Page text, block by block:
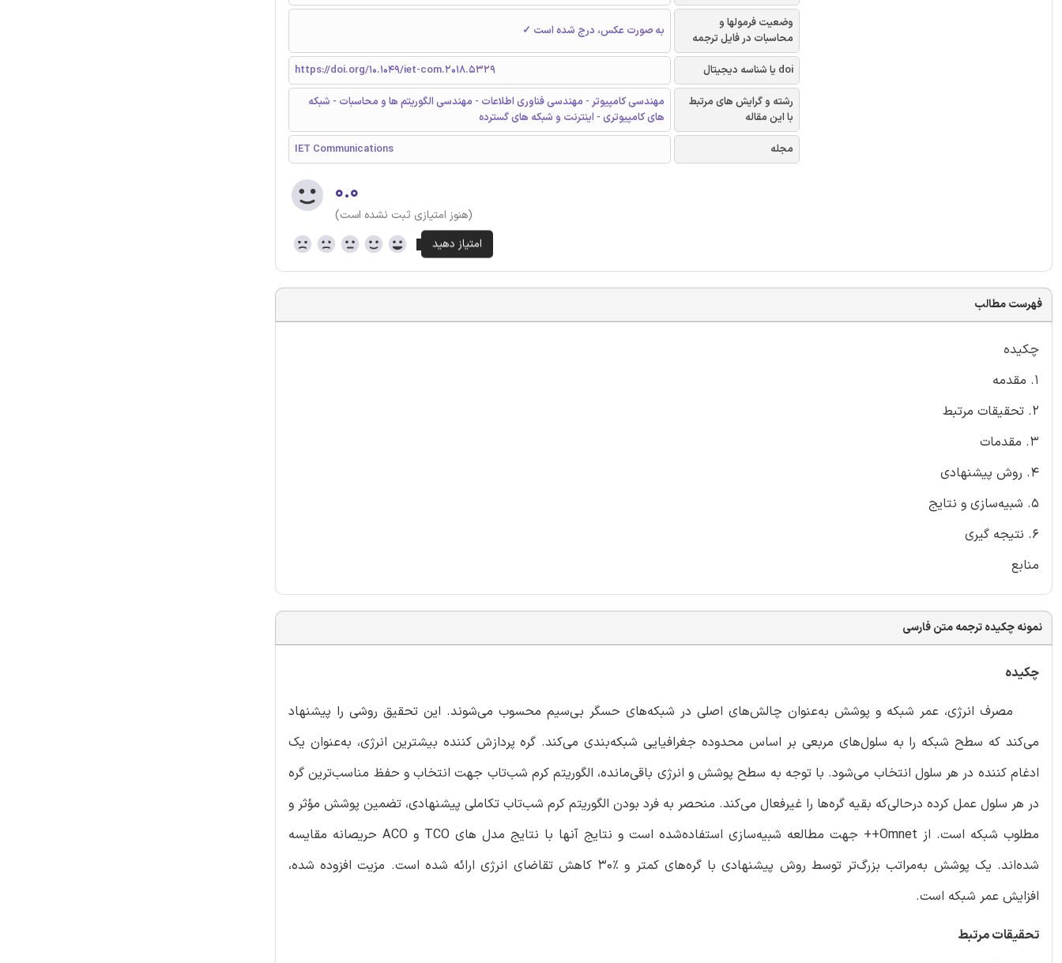
وضعیت فرمولها و
محاسبات در فایل ترجمه
به صورت عکس، درج شده است ✓
doi یا شناسه دیجیتال
https://doi.org/10.1049/iet-com.2018.5329
رشته و گرایش های مرتبط
با این مقاله
مهندسی کامپیوتر - مهندسی فناوری اطلاعات - مهندسی الگوریتم ها و محاسبات - شبکه
های کامپیوتری - اینترنت و شبکه های گسترده
مجله
IET Communications
۰.۰
(هنوز امتیازی ثبت نشده است)
فهرست مطالب
چکیده
1. مقدمه
2. تحقیقات مرتبط
3. مقدمات
4. روش پیشنهادی
5. شبیه‌سازی و نتایج
6. نتیجه گیری
منابع
نمونه چکیده ترجمه متن فارسی
چکیده
مصرف انرژی، عمر شبکه و پوشش به‌عنوان چالش‌های اصلی در شبکه‌های حسگر بی‌سیم محسوب می‌شوند. این تحقیق روشی را پیشنهاد
می‌کند که سطح شبکه را به سلول‌های مربعی بر اساس محدوده جغرافیایی شبکه‌بندی می‌کند. گره پردازش کننده بیشترین انرژی، به‌عنوان یک
ادغام کننده در هر سلول انتخاب می‌شود. با توجه به سطح پوشش و انرژی باقی‌مانده، الگوریتم کرم شب‌تاب جهت انتخاب و حفظ مناسب‌ترین گره
در هر سلول عمل کرده درحالی‌که بقیه گره‌ها را غیرفعال می‌کند. منحصر به فرد بودن الگوریتم کرم شب‌تاب تکاملی پیشنهادی، تضمین پوشش مؤثر و
مطلوب شبکه است. از Omnet++ جهت مطالعه شبیه‌سازی استفاده‌شده است و نتایج آنها با نتایج مدل های TCO و ACO حریصانه مقایسه
شده‌اند. یک پوشش به‌مراتب بزرگ‌تر توسط روش پیشنهادی با گره‌های کمتر و %30 کاهش تقاضای انرژی ارائه شده است. مزیت افزوده شده،
افزایش عمر شبکه است.
تحقیقات مرتبط